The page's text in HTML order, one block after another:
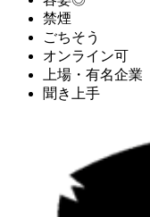
禁煙
ごちそう
オンライン可
上場・有名企業
聞き上手